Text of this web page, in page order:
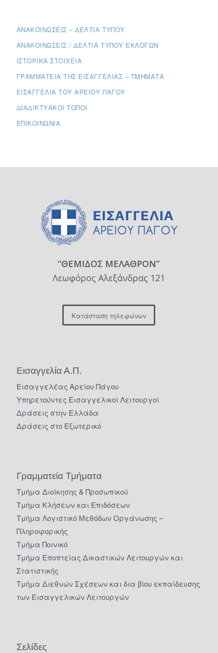
ΑΝΑΚΟΙΝΏΣΕΙΣ – ΔΕΛΤΊΑ ΤΎΠΟΥ
ΑΝΑΚΟΙΝΏΣΕΙΣ / ΔΕΛΤΊΑ ΤΎΠΟΥ ΕΚΛΟΓΏΝ
ΙΣΤΟΡΙΚΆ ΣΤΟΙΧΕΊΑ
ΓΡΑΜΜΑΤΕΊΑ ΤΗΣ ΕΙΣΑΓΓΕΛΊΑΣ – ΤΜΉΜΑΤΑ
ΕΙΣΑΓΓΕΛΊΑ ΤΟΥ ΑΡΕΊΟΥ ΠΆΓΟΥ
ΔΙΑΔΙΚΤΥΑΚΟΊ ΤΌΠΟΙ
ΕΠΙΚΟΙΝΩΝΊΑ
“ΘΕΜΙΔΟΣ ΜΕΛΑΘΡΟΝ”
Λεωφόρος Αλεξάνδρας 121
Κατάσταση τηλεφώνων
Εισαγγελία Α.Π.
Εισαγγελέας Αρείου Πάγου
Υπηρετούντες Εισαγγελικοί Λειτουργοί
Δράσεις στην Ελλάδα
Δράσεις στο Εξωτερικό
Γραμματεία Τμήματα
Τμήμα Διοίκησης & Προσωπικού
Τμήμα Κλήσεων και Επιδόσεων
Τμήμα Λογιστικό Μεθόδων Οργάνωσης –
Πληροφορικής
Τμήμα Ποινικό
Τμήμα Εποπτείας Δικαστικών Λειτουργών και
Στατιστικής
Τμήμα Διεθνών Σχέσεων και δια βίου εκπαίδευσης
των Εισαγγελικών Λειτουργών
Σελίδες